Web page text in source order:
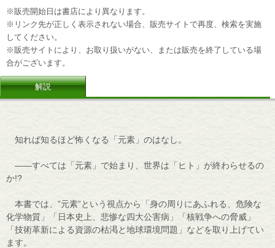
※販売開始日は書店により異なります。
※リンク先が正しく表示されない場合、販売サイトで再度、検索を実施
してください。
※販売サイトにより、お取り扱いがない、または販売を終了している場
合がございます。
解説
知れば知るほど怖くなる「元素」のはなし。
――すべては「元素」で始まり、世界は「ヒト」が終わらせるの
か!?
本書では、”元素”という視点から「身の周りにあふれる、危険な
化学物質」「日本史上、悲惨な四大公害病」「核戦争への脅威」
「技術革新による資源の枯渇と地球環境問題」などを取り上げてい
ます。